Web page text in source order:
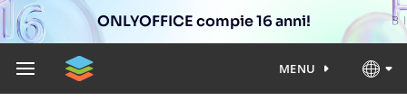
ONLYOFFICE compie 16 anni!
MENU